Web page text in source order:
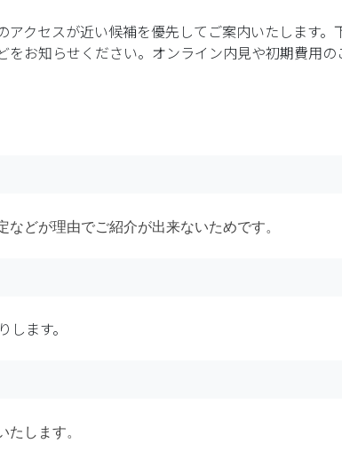
クセスが近い候補を優先してご案内いたします。
お知らせください。オンライン内見や初期費用
どが理由でご紹介が出来ないためです。
ます。
します。